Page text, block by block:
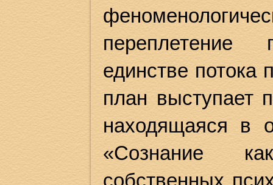
переплетение
единстве потока
план выступает
находящаяся в
«Сознание